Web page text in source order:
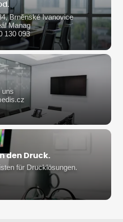
Brněnské Ivanovice
Manag
130 093
uns
den Druck.
für Drucklösungen.